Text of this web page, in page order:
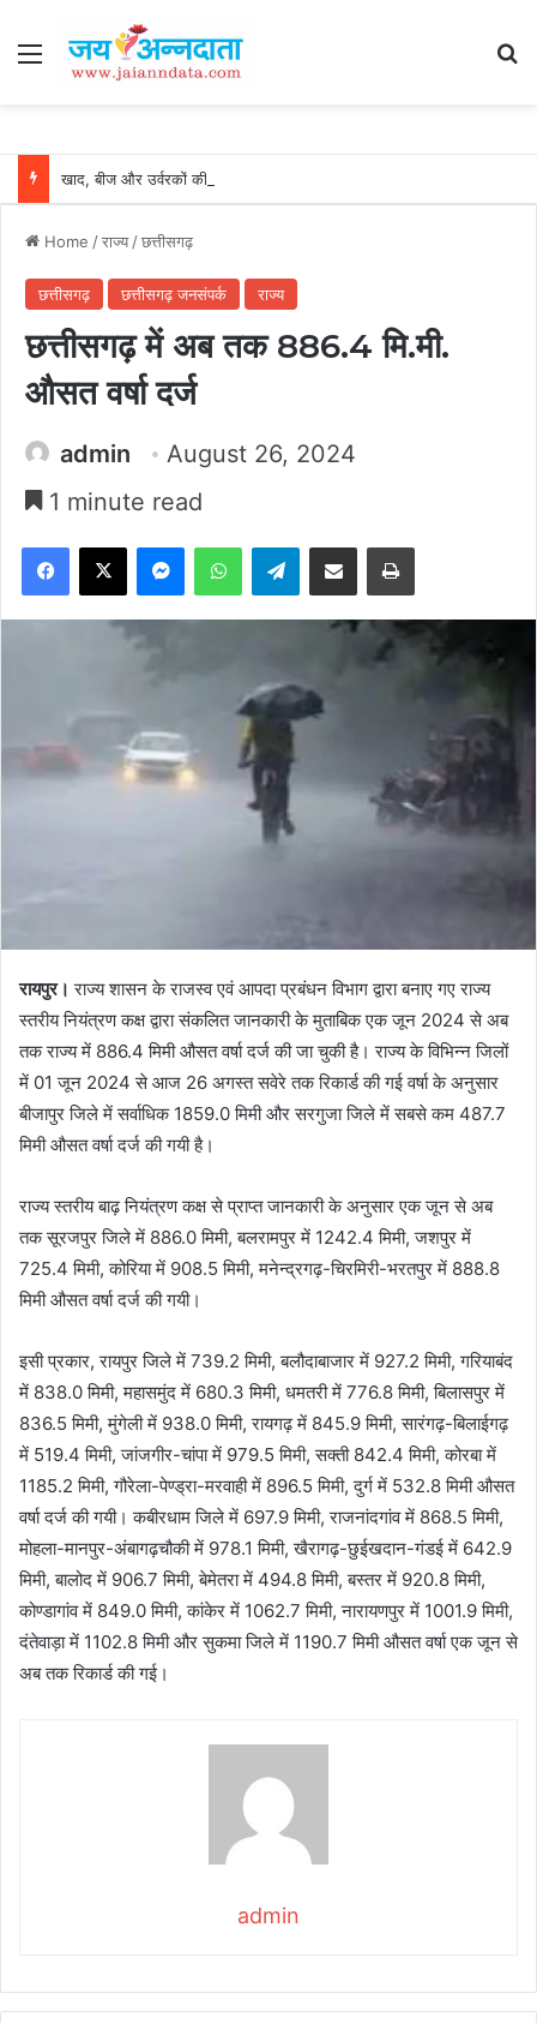
Menu
Home /राज्य/छत्तीसगढ़
छत्तीसगढ़ छत्तीसगढ़ जनसंपर्क राज्य
छत्तीसगढ़ में अब तक 886.4 मि.मी.
औसत वर्षा दर्ज
admin
August 26, 2024
1 minute read
Facebook
X MessengerWhatsAppTelegramShare via Email Print
रायपुर। राज्य शासन के राजस्व एवं आपदा प्रबंधन विभाग द्वारा बनाए गए राज्य
स्तरीय नियंत्रण कक्ष द्वारा संकलित जानकारी के मुताबिक एक जून 2024 से अब
तक राज्य में 886.4 मिमी औसत वर्षा दर्ज की जा चुकी है। राज्य के विभिन्न जिलों
में 01 जून 2024 से आज 26 अगस्त सवेरे तक रिकार्ड की गई वर्षा के अनुसार
बीजापुर जिले में सर्वाधिक 1859.0 मिमी और सरगुजा जिले में सबसे कम 487.7
मिमी औसत वर्षा दर्ज की गयी है।
राज्य स्तरीय बाढ़ नियंत्रण कक्ष से प्राप्त जानकारी के अनुसार एक जून से अब
तक सूरजपुर जिले में 886.0 मिमी, बलरामपुर में 1242.4 मिमी, जशपुर में
725.4 मिमी, कोरिया में 908.5 मिमी, मनेन्द्रगढ़-चिरमिरी-भरतपुर में 888.8
मिमी औसत वर्षा दर्ज की गयी।
इसी प्रकार, रायपुर जिले में 739.2 मिमी, बलौदाबाजार में 927.2 मिमी, गरियाबंद
में 838.0 मिमी, महासमुंद में 680.3 मिमी, धमतरी में 776.8 मिमी, बिलासपुर में
836.5 मिमी, मुंगेली में 938.0 मिमी, रायगढ़ में 845.9 मिमी, सारंगढ़-बिलाईगढ़
में 519.4 मिमी, जांजगीर-चांपा में 979.5 मिमी, सक्ती 842.4 मिमी, कोरबा में
1185.2 मिमी, गौरेला-पेण्ड्रा-मरवाही में 896.5 मिमी, दुर्ग में 532.8 मिमी औसत
वर्षा दर्ज की गयी। कबीरधाम जिले में 697.9 मिमी, राजनांदगांव में 868.5 मिमी,
मोहला-मानपुर-अंबागढ़चौकी में 978.1 मिमी, खैरागढ़-छुईखदान-गंडई में 642.9
मिमी, बालोद में 906.7 मिमी, बेमेतरा में 494.8 मिमी, बस्तर में 920.8 मिमी,
कोण्डागांव में 849.0 मिमी, कांकेर में 1062.7 मिमी, नारायणपुर में 1001.9 मिमी,
दंतेवाड़ा में 1102.8 मिमी और सुकमा जिले में 1190.7 मिमी औसत वर्षा एक जून से
अब तक रिकार्ड की गई।
admin